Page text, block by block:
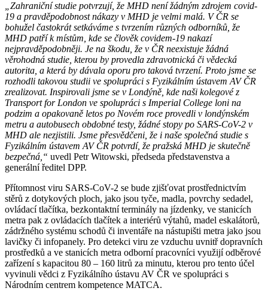
„Zahraniční studie potvrzují, že MHD není žádným zdrojem covid-
19 a pravděpodobnost nákazy v MHD je velmi malá. V ČR se
bohužel častokrát setkáváme s tvrzením různých odborníků, že
MHD patří k místům, kde se člověk covidem-19 nakazí
nejpravděpodobněji. Je na škodu, že v ČR neexistuje žádná
věrohodná studie, kterou by provedla zdravotnická či vědecká
autorita, a která by dávala oporu pro taková tvrzení. Proto jsme se
rozhodli takovou studii ve spolupráci s Fyzikálním ústavem AV ČR
zrealizovat. Inspirovali jsme se v Londýně, kde naši kolegové z
Transport for London ve spolupráci s Imperial College loni na
podzim a opakovaně letos po Novém roce provedli v londýnském
metru a autobusech obdobné testy, žádné stopy po SARS-CoV-2 v
MHD ale nezjistili. Jsme přesvědčeni, že i naše společná studie s
Fyzikálním ústavem AV ČR potvrdí, že pražská MHD je skutečně
bezpečná,“ uvedl Petr Witowski, předseda představenstva a
generální ředitel DPP.
Přítomnost viru SARS-CoV-2 se bude zjišťovat prostřednictvím
stěrů z dotykových ploch, jako jsou tyče, madla, povrchy sedadel,
ovládací tlačítka, bezkontaktní terminály na jízdenky, ve stanicích
metra pak z ovládacích tlačítek a interiérů výtahů, madel eskalátorů,
zádržného systému schodů či inventáře na nástupišti metra jako jsou
lavičky či infopanely. Pro detekci viru ze vzduchu uvnitř dopravních
prostředků a ve stanicích metra odborní pracovníci využijí odběrové
zařízení s kapacitou 80 – 160 litrů za minutu, kterou pro tento účel
vyvinuli vědci z Fyzikálního ústavu AV ČR ve spolupráci s
Národním centrem kompetence MATCA.